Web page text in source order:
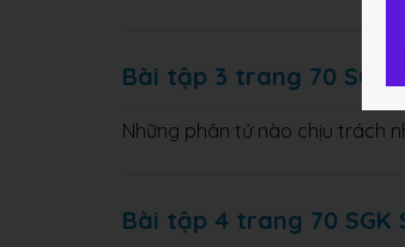
Bài tập 3 trang 70 SGK
Những phân tử nào chịu trách
Bài tập 4 trang 70 SGK